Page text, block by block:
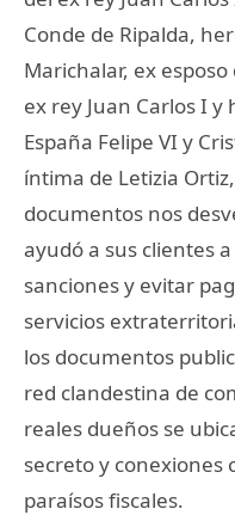
Conde de Ripalda,
Marichalar, ex
ex rey Juan Carlos I
España Felipe VI y
íntima de Letizia
documentos nos
ayudó a sus clientes
sanciones y evitar
servicios
los documentos
red clandestina de
reales dueños se
secreto y
paraísos fiscales.